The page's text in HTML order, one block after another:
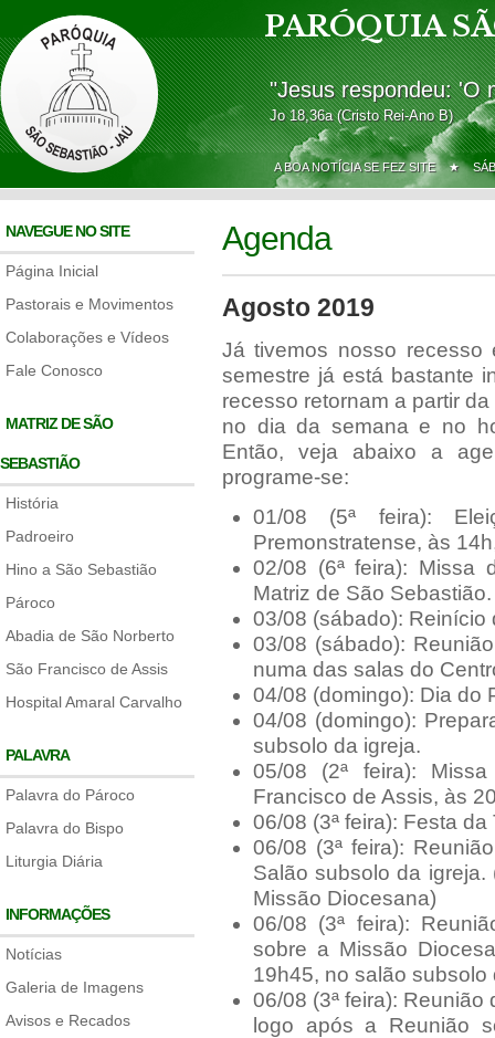
PARÓQUIA
"Jesus respondeu: 'O
Jo 18,36a (Cristo Rei-Ano B)
A BOA NOTÍCIA SE FEZ SITE ★
NAVEGUE NO SITE
Página Inicial
Pastorais e Movimentos
Colaborações e Vídeos
Fale Conosco
MATRIZ DE SÃO
SEBASTIÃO
História
Padroeiro
Hino a São Sebastião
Pároco
Abadia de São Norberto
São Francisco de Assis
Hospital Amaral Carvalho
PALAVRA
Palavra do Pároco
Palavra do Bispo
Liturgia Diária
INFORMAÇÕES
Notícias
Galeria de Imagens
Avisos e Recados
Agenda
Agosto 2019
Já tivemos nosso
semestre já está bastante
recesso retornam a partir
no dia da semana e no
Então, veja abaixo a
programe-se:
01/08 (5ª feira):
Premonstratense, às
02/08 (6ª feira): Missa
Matriz de São Sebastião.
03/08 (sábado):
03/08 (sábado):
numa das salas do
04/08 (domingo): Dia do
04/08 (domingo):
subsolo da igreja.
05/08 (2ª feira):
Francisco de Assis, às
06/08 (3ª feira): Festa
06/08 (3ª feira):
Salão subsolo da
Missão Diocesana)
06/08 (3ª feira):
sobre a Missão
19h45, no salão
06/08 (3ª feira):
logo após a Reunião